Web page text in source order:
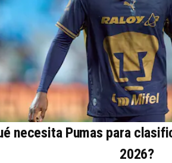
necesita Pumas para
2026?